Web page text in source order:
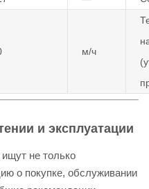
м/ч
и эксплуатации
не только
о покупке, обслуживании